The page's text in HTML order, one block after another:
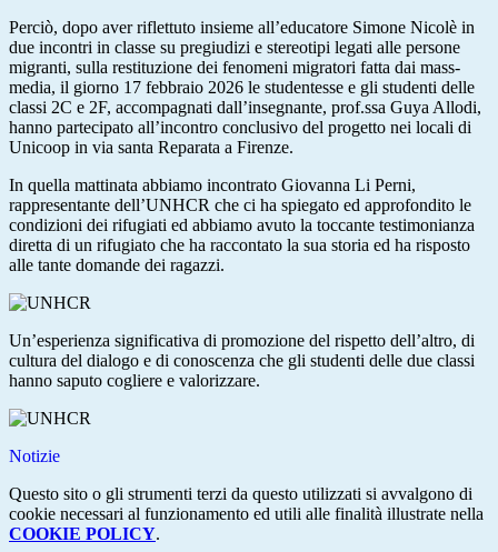
Perciò, dopo aver riflettuto insieme all’educatore Simone Nicolè in
due incontri in classe su pregiudizi e stereotipi legati alle persone
migranti, sulla restituzione dei fenomeni migratori fatta dai mass-
media, il giorno 17 febbraio 2026 le studentesse e gli studenti delle
classi 2C e 2F, accompagnati dall’insegnante, prof.ssa Guya Allodi,
hanno partecipato all’incontro conclusivo del progetto nei locali di
Unicoop in via santa Reparata a Firenze.
In quella mattinata abbiamo incontrato Giovanna Li Perni,
rappresentante dell’UNHCR che ci ha spiegato ed approfondito le
condizioni dei rifugiati ed abbiamo avuto la toccante testimonianza
diretta di un rifugiato che ha raccontato la sua storia ed ha risposto
alle tante domande dei ragazzi.
Un’esperienza significativa di promozione del rispetto dell’altro, di
cultura del dialogo e di conoscenza che gli studenti delle due classi
hanno saputo cogliere e valorizzare.
Notizie
Questo sito o gli strumenti terzi da questo utilizzati si avvalgono di
cookie necessari al funzionamento ed utili alle finalità illustrate nella
COOKIE POLICY.